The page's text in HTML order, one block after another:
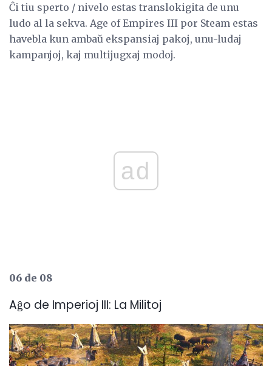
Ĉi tiu sperto / nivelo estas translokigita de unu
ludo al la sekva. Age of Empires III por Steam estas
havebla kun ambaŭ ekspansiaj pakoj, unu-ludaj
kampanjoj, kaj multijugxaj modoj.
ad
06 de 08
Aĝo de Imperioj III: La Militoj